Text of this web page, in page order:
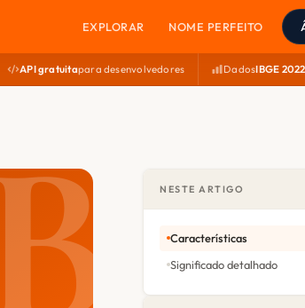
EXPLORAR NOME PERFEITO
API gratuitapara desenvolvedores DadosIBGE 2022
NESTE ARTIGO
Características
Significado detalhado